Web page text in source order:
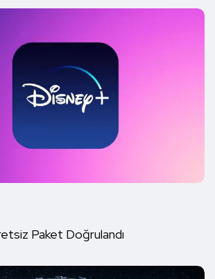
Paket Doğrulandı